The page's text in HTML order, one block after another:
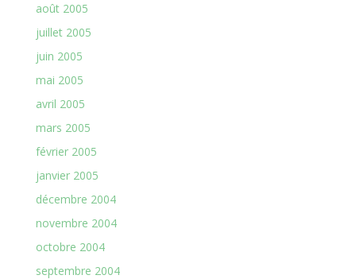
août 2005
juillet 2005
juin 2005
mai 2005
avril 2005
mars 2005
février 2005
janvier 2005
décembre 2004
novembre 2004
octobre 2004
septembre 2004